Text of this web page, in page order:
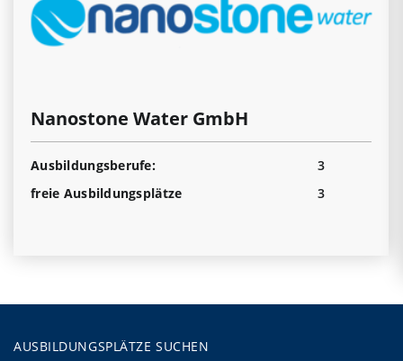
Nanostone Water GmbH
Ausbildungsberufe:
3
freie Ausbildungsplätze
3
AUSBILDUNGSPLÄTZE SUCHEN